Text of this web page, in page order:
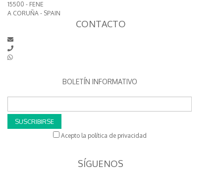
15500 - FENE
A CORUÑA - SPAIN
CONTACTO
BOLETÍN INFORMATIVO
SUSCRIBIRSE
Acepto la política de privacidad
SÍGUENOS